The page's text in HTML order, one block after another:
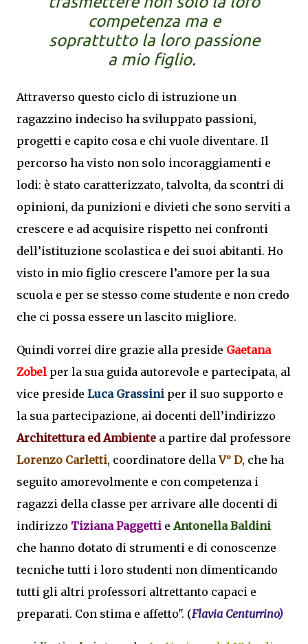
competenza ma e
soprattutto la loro passione
a mio figlio.
Attraverso questo ciclo di istruzione un
ragazzino indeciso ha sviluppato passioni,
progetti e capito cosa e chi vuole diventare. Il
percorso ha visto non solo incoraggiamenti e
lodi: è stato caratterizzato, talvolta, da scontri di
opinioni, da punizioni e divieti che sono serviti a
crescere e ad acquisire rispetto nei confronti
dell’istituzione scolastica e dei suoi abitanti. Ho
visto in mio figlio crescere l’amore per la sua
scuola e per se stesso come studente e non credo
che ci possa essere un lascito migliore.
Quindi vorrei dire grazie alla preside Gaetana
Zobel per la sua guida autorevole e partecipata, al
vice preside Luca Grassini per il suo supporto e
la sua partecipazione, ai docenti dell’indirizzo
Architettura ed Ambiente a partire dal professore
Lorenzo Carletti, coordinatore dellaV° D, che ha
seguito amorevolmente e con competenza i
ragazzi della classe per arrivare alle docenti di
indirizzo Tiziana Paggetti e Antonella Baldini
che hanno dotato di strumenti e di conoscenze
tecniche tutti i loro studenti non dimenticando
tutti gli altri professori altrettanto capaci e
preparati. Con stima e affetto". (Flavia Centurrino)